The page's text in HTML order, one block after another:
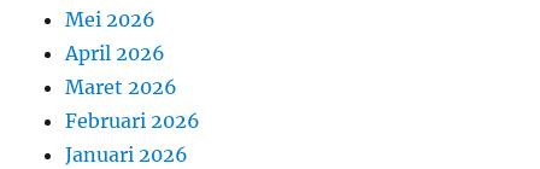
Mei 2026
April 2026
Maret 2026
Februari 2026
Januari 2026